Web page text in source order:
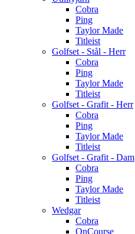
Cobra
Ping
Taylor Made
Titleist
Golfset - Stål - Herr
Cobra
Ping
Taylor Made
Titleist
Golfset - Grafit - Herr
Cobra
Ping
Taylor Made
Titleist
Golfset - Grafit - Dam
Cobra
Ping
Taylor Made
Titleist
Wedgar
Cobra
OnCourse